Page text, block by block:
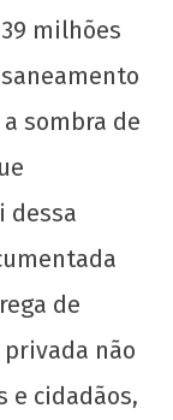
milhões
sombra de
dessa
de
não
e cidadãos,